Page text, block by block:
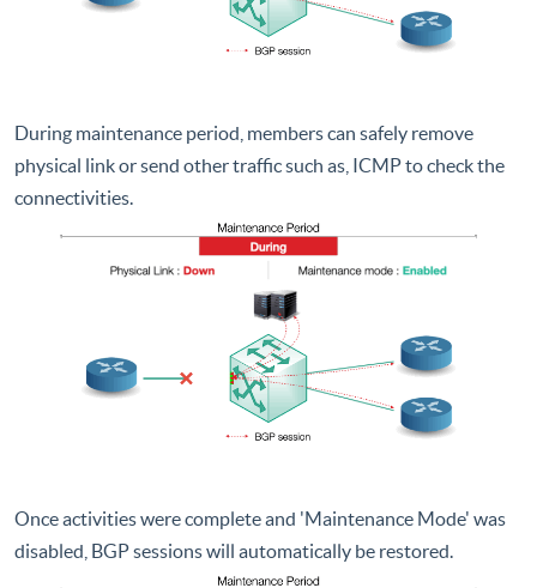
During maintenance period, members can safely remove
physical link or send other traffic such as, ICMP to check the
connectivities.
Once activities were complete and 'Maintenance Mode' was
disabled, BGP sessions will automatically be restored.